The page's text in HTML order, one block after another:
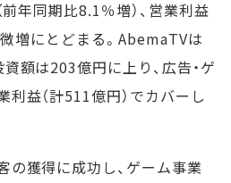
年同期比8.1％増）、営業利益
増にとどまる。AbemaTVは
額は203億円に上り、広告・ゲ
益（計511億円）でカバーし
獲得に成功し、ゲーム事業